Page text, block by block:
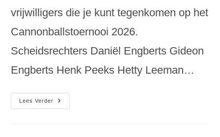
vrijwilligers die je kunt tegenkomen op het
Cannonballstoernooi 2026.
Scheidsrechters Daniël Engberts Gideon
Engberts Henk Peeks Hetty Leeman…
Lees Verder
Scheidsrechters,
Officials